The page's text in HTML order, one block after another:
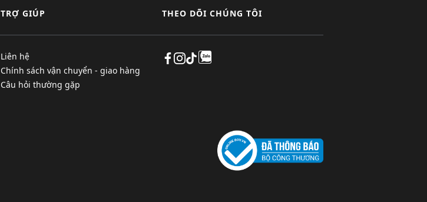
TRỢ GIÚP
Liên hệ
Chính sách vận chuyển - giao hàng
Câu hỏi thường gặp
THEO DÕI CHÚNG TÔI